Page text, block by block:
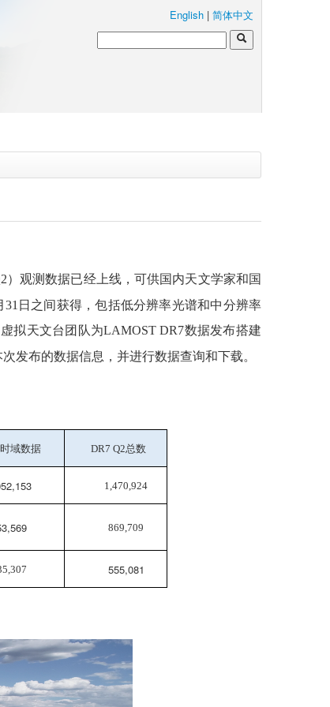
English| 简体中文
）观测数据已经上线，可供国内天文学家和国
31 日之间获得，包括低分辨率光谱和中分辨率
拟天文台团队为LAMOST DR7数据发布搭建
发布的数据信息，并进行数据查询和下载。
域数据 DR7 Q2总数
1,470,924
869,709
555,081